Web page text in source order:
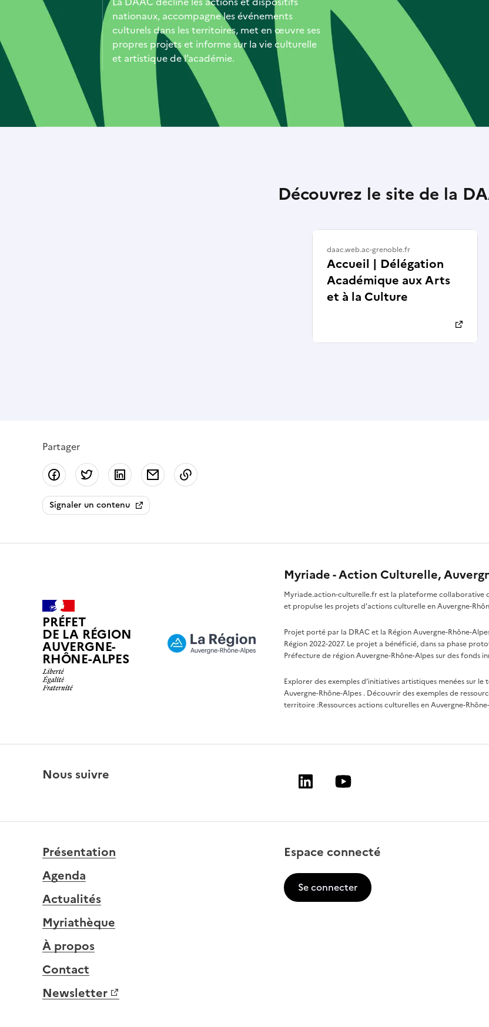
nationaux, accompagne les événements
culturels dans les territoires, met en œuvre ses
propres projets et informe sur la vie culturelle
et artistique de l’académie.
Découvrez le site de la
Accueil | Délégation
Académique aux Arts
et à la Culture
daac.web.ac-grenoble.fr
Partager
Partager sur Facebook
Partager sur Twitter
Partager sur LinkedIn
Partager par email
Signaler un contenu
PRÉFET
DE LA RÉGION
AUVERGNE-
RHÔNE-ALPES
Myriade - Action Culturelle,
Myriade.action-culturelle.fr est la plateforme collaborative
et propulse les projets d'actions culturelle en Auvergne-
Projet porté par la DRAC et la Région Auvergne-Rhône-
Région 2022-2027. Le projet a bénéficié, dans sa phase
Préfecture de région Auvergne-Rhône-Alpes sur des fonds
Explorer des exemples d’initiatives artistiques menées sur le
Auvergne-Rhône-Alpes . Découvrir des exemples de
territoire :Ressources actions culturelles en Auvergne-
Nous suivre
LinkedinYoutube
Présentation
Agenda
Actualités
Myriathèque
À propos
Contact
Newsletter
Espace connecté
Se connecter